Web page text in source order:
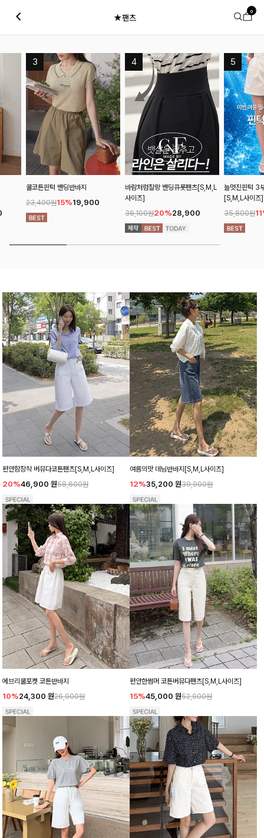
★팬츠
0
쿨코튼핀턱 밴딩반바지
23,400원15%19,900
바람처럼찰랑 밴딩큐롯팬츠[S,M,L
사이즈]
36,100원20%28,900
늘멋진핀턱 3부코튼
[S,M,L사이즈]
35,800원11%
편안함장착 버뮤다코튼팬츠[S,M,L사이즈]
20%46,900 원58,600원
여름의맛 데님반바지[S,M,L사이즈]
12%35,200 원39,900원
에브리쿨포켓 코튼반바지
10%24,300 원26,900원
편안한썸머 코튼버뮤다팬츠[S,M,L사이즈]
15%45,000 원52,900원